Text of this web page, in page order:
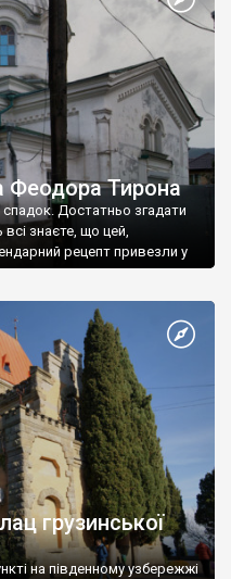
Феодора Тирона
Достатньо згадати
знаєте, що цей,
рецепт привезли у
грузинської
на південному узбережжі